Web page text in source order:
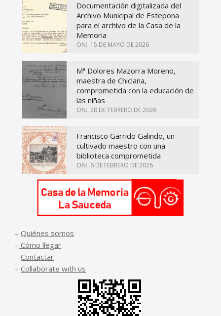
Documentación digitalizada del
Archivo Municipal de Estepona
para el archivo de la Casa de la
Memoria
ON: 15 DE MAYO DE 2026
Mª Dolores Mazorra Moreno,
maestra de Chiclana,
comprometida con la educación de
las niñas
ON: 28 DE FEBRERO DE 2026
Francisco Garrido Galindo, un
cultivado maestro con una
biblioteca comprometida
ON: 6 DE FEBRERO DE 2026
– Quiénes somos
– Cómo llegar
– Contactar
– Collaborate with us